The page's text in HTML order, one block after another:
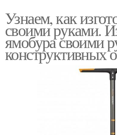
Узнаем, как
своими руками.
ямобура своими
конструктивных